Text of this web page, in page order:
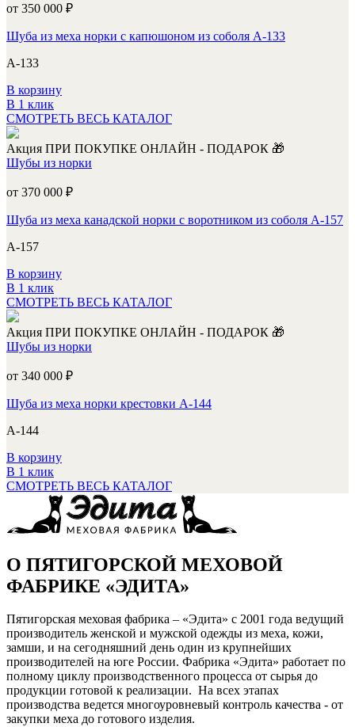
от 350 000 ₽
Шуба из меха норки с капюшоном из соболя А-133
А-133
В корзину
В 1 клик
СМОТРЕТЬ ВЕСЬ КАТАЛОГ
Акция ПРИ ПОКУПКЕ ОНЛАЙН - ПОДАРОК 🎁
Шубы из норки
от 370 000 ₽
Шуба из меха канадской норки с воротником из соболя А-157
А-157
В корзину
В 1 клик
СМОТРЕТЬ ВЕСЬ КАТАЛОГ
Акция ПРИ ПОКУПКЕ ОНЛАЙН - ПОДАРОК 🎁
Шубы из норки
от 340 000 ₽
Шуба из меха норки крестовки А-144
А-144
В корзину
В 1 клик
СМОТРЕТЬ ВЕСЬ КАТАЛОГ
О ПЯТИГОРСКОЙ МЕХОВОЙ
ФАБРИКЕ «ЭДИТА»
Пятигорская меховая фабрика – «Эдита» с 2001 года ведущий
производитель женской и мужской одежды из меха, кожи,
замши, и на сегодняшний день один из крупнейших
производителей на юге России. Фабрика «Эдита» работает по
полному циклу производственного процесса от сырья до
продукции готовой к реализации. На всех этапах
производства ведется многоуровневый контроль качества - от
закупки меха до готового изделия.